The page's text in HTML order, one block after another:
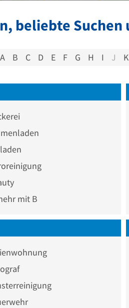
beliebte
A B C D E F G H I J K
mit B